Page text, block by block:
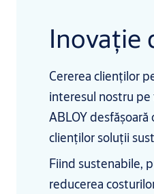
Inovație
Cererea clienților
interesul nostru pe
ABLOY
clienților soluții
Fiind sustenabile,
reducerea